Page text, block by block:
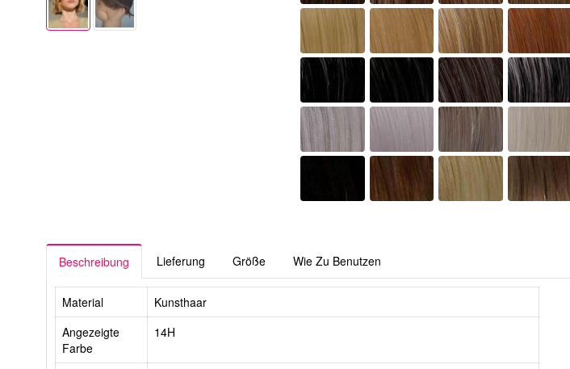
Beschreibung Lieferung Größe Wie Zu Benutzen
Material
Kunsthaar
Angezeigte
Farbe
14H